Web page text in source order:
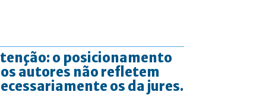
o posicionamento
autores não refletem
os da jures.